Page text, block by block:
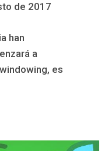
de 2017
han
a
es